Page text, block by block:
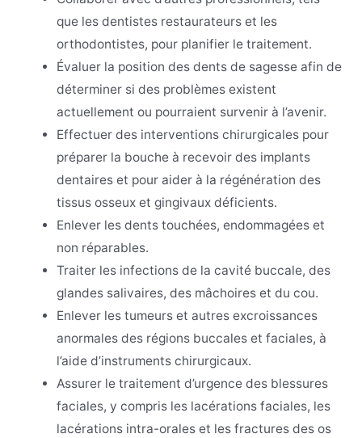
que les dentistes restaurateurs et les
orthodontistes, pour planifier le traitement.
Évaluer la position des dents de sagesse afin de
déterminer si des problèmes existent
actuellement ou pourraient survenir à l’avenir.
Effectuer des interventions chirurgicales pour
préparer la bouche à recevoir des implants
dentaires et pour aider à la régénération des
tissus osseux et gingivaux déficients.
Enlever les dents touchées, endommagées et
non réparables.
Traiter les infections de la cavité buccale, des
glandes salivaires, des mâchoires et du cou.
Enlever les tumeurs et autres excroissances
anormales des régions buccales et faciales, à
l’aide d’instruments chirurgicaux.
Assurer le traitement d’urgence des blessures
faciales, y compris les lacérations faciales, les
lacérations intra-orales et les fractures des os